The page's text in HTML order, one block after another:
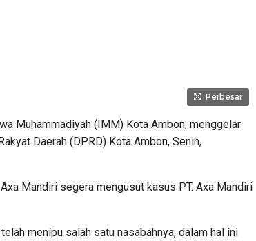
Perbesar
Muhammadiyah (IMM) Kota Ambon, menggelar
Daerah (DPRD) Kota Ambon, Senin,
Mandiri segera mengusut kasus PT. Axa Mandiri
menipu salah satu nasabahnya, dalam hal ini